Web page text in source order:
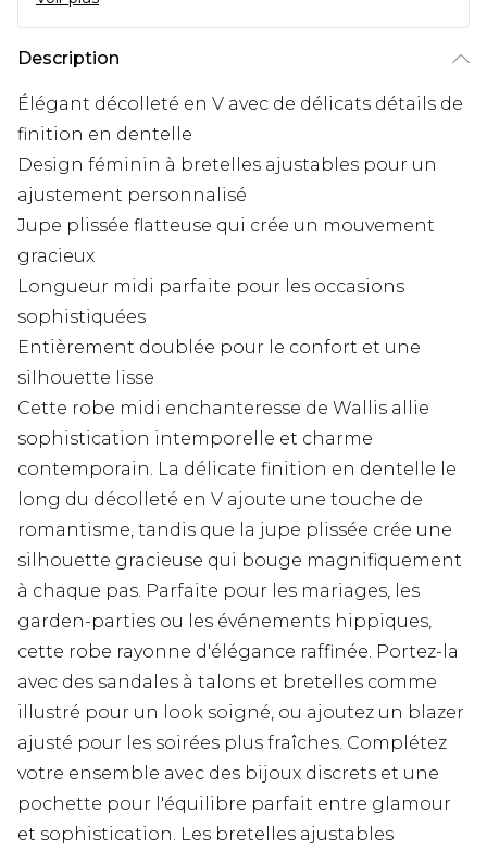
Description
Élégant décolleté en V avec de délicats détails de
finition en dentelle
Design féminin à bretelles ajustables pour un
ajustement personnalisé
Jupe plissée flatteuse qui crée un mouvement
gracieux
Longueur midi parfaite pour les occasions
sophistiquées
Entièrement doublée pour le confort et une
silhouette lisse
Cette robe midi enchanteresse de Wallis allie
sophistication intemporelle et charme
contemporain. La délicate finition en dentelle le
long du décolleté en V ajoute une touche de
romantisme, tandis que la jupe plissée crée une
silhouette gracieuse qui bouge magnifiquement
à chaque pas. Parfaite pour les mariages, les
garden-parties ou les événements hippiques,
cette robe rayonne d'élégance raffinée. Portez-la
avec des sandales à talons et bretelles comme
illustré pour un look soigné, ou ajoutez un blazer
ajusté pour les soirées plus fraîches. Complétez
votre ensemble avec des bijoux discrets et une
pochette pour l'équilibre parfait entre glamour
et sophistication. Les bretelles ajustables